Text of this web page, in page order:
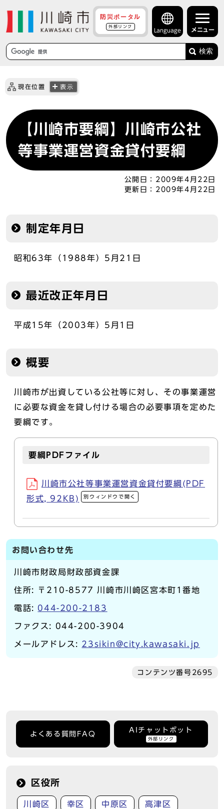
防災ポータル
外部リンク
Language メニュー
検索
現在位置 表示
【川崎市要綱】川崎市公社
等事業運営資金貸付要綱
公開日： 2009年4月22日
更新日： 2009年4月22日
制定年月日
昭和63年（1988年）5月21日
最近改正年月日
平成15年（2003年）5月1日
概要
川崎市が出資している公社等に対し、その事業運営
に必要な資金を貸し付ける場合の必要事項を定めた
要綱です。
要綱PDFファイル
川崎市公社等事業運営資金貸付要綱(PDF
形式, 92KB)
別ウィンドウで開く
お問い合わせ先
川崎市財政局財政部資金課
住所: 〒210-8577 川崎市川崎区宮本町1番地
電話: 044-200-2183
ファクス: 044-200-3904
メールアドレス: 23sikin@city.kawasaki.jp
コンテンツ番号2695
よくある質問FAQ
AIチャットボット
外部リンク
区役所
川崎区 幸区 中原区 高津区